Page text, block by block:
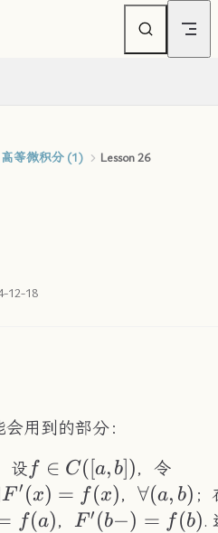
高等微积分 (1) Lesson 26
12-18
用到的部分：
设 f\in
C([a,b])
f ∈ C([a, b])，令
F'(x)=f(x)
F′ (x) = f (x)， ∀(a, b) ；
f (a)，F'(b-)=f(b)
F′ (b−) = f (b).